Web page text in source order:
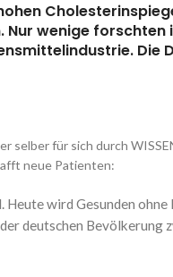
wenige forschten
Die
selber für sich durch
neue Patienten:
wird Gesunden
deutschen Bevölkerung